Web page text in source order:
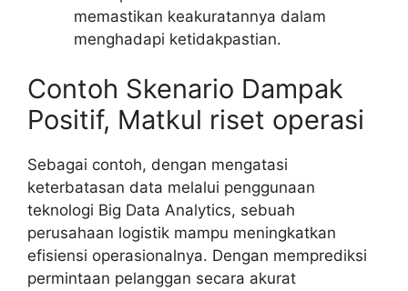
memastikan keakuratannya dalam
menghadapi ketidakpastian.
Contoh Skenario Dampak
Positif, Matkul riset operasi
Sebagai contoh, dengan mengatasi
keterbatasan data melalui penggunaan
teknologi Big Data Analytics, sebuah
perusahaan logistik mampu meningkatkan
efisiensi operasionalnya. Dengan memprediksi
permintaan pelanggan secara akurat